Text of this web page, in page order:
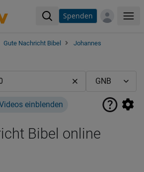
Spenden
Gute Nachricht Bibel
Johannes
einblenden
Bibel online